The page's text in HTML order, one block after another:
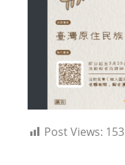
Post Views: 153